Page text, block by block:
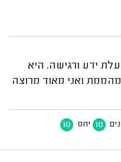
ידע ורגישה. היא
ואני מאוד מרוצה
10 יחס 10